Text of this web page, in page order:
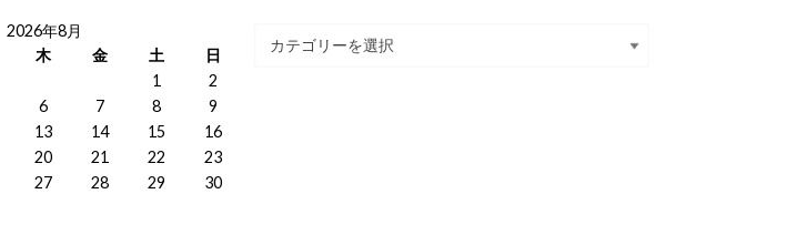
2026年8月
木 金 土
日
1
2
6 7 8
9
13 14 15
16
20 21 22
23
27 28 29
30